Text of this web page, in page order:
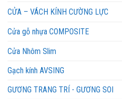
CỬA – VÁCH KÍNH CƯỜNG LỰC
Cửa gỗ nhựa COMPOSITE
Cửa Nhôm Slim
Gạch kính AVSING
GƯƠNG TRANG TRÍ - GƯƠNG SOI